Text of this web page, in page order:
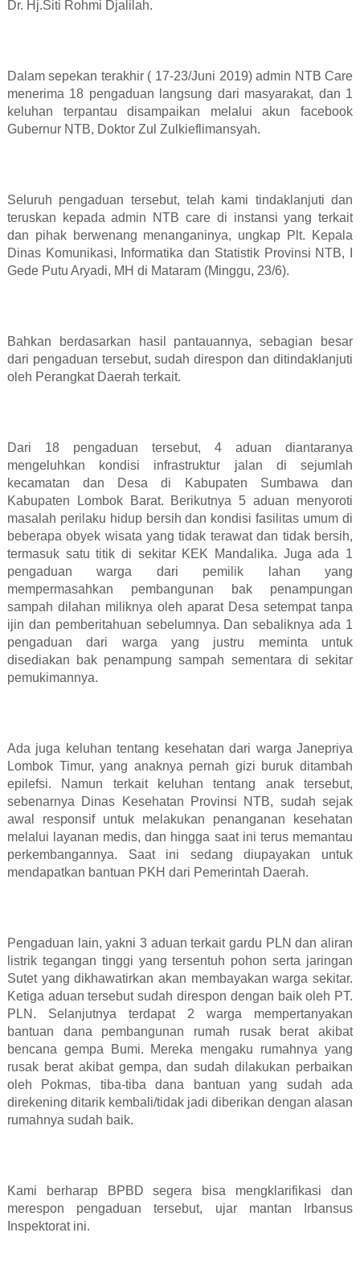
Dr. Hj.Siti Rohmi Djalilah.
Dalam sepekan terakhir ( 17-23/Juni 2019) admin NTB Care
menerima 18 pengaduan langsung dari masyarakat, dan 1
keluhan terpantau disampaikan melalui akun facebook
Gubernur NTB, Doktor Zul Zulkieflimansyah.
Seluruh pengaduan tersebut, telah kami tindaklanjuti dan
teruskan kepada admin NTB care di instansi yang terkait
dan pihak berwenang menanganinya, ungkap Plt. Kepala
Dinas Komunikasi, Informatika dan Statistik Provinsi NTB, I
Gede Putu Aryadi, MH di Mataram (Minggu, 23/6).
Bahkan berdasarkan hasil pantauannya, sebagian besar
dari pengaduan tersebut, sudah direspon dan ditindaklanjuti
oleh Perangkat Daerah terkait.
Dari 18 pengaduan tersebut, 4 aduan diantaranya
mengeluhkan kondisi infrastruktur jalan di sejumlah
kecamatan dan Desa di Kabupaten Sumbawa dan
Kabupaten Lombok Barat. Berikutnya 5 aduan menyoroti
masalah perilaku hidup bersih dan kondisi fasilitas umum di
beberapa obyek wisata yang tidak terawat dan tidak bersih,
termasuk satu titik di sekitar KEK Mandalika. Juga ada 1
pengaduan warga dari pemilik lahan yang
mempermasahkan pembangunan bak penampungan
sampah dilahan miliknya oleh aparat Desa setempat tanpa
ijin dan pemberitahuan sebelumnya. Dan sebaliknya ada 1
pengaduan dari warga yang justru meminta untuk
disediakan bak penampung sampah sementara di sekitar
pemukimannya.
Ada juga keluhan tentang kesehatan dari warga Janepriya
Lombok Timur, yang anaknya pernah gizi buruk ditambah
epilefsi. Namun terkait keluhan tentang anak tersebut,
sebenarnya Dinas Kesehatan Provinsi NTB, sudah sejak
awal responsif untuk melakukan penanganan kesehatan
melalui layanan medis, dan hingga saat ini terus memantau
perkembangannya. Saat ini sedang diupayakan untuk
mendapatkan bantuan PKH dari Pemerintah Daerah.
Pengaduan lain, yakni 3 aduan terkait gardu PLN dan aliran
listrik tegangan tinggi yang tersentuh pohon serta jaringan
Sutet yang dikhawatirkan akan membayakan warga sekitar.
Ketiga aduan tersebut sudah direspon dengan baik oleh PT.
PLN. Selanjutnya terdapat 2 warga mempertanyakan
bantuan dana pembangunan rumah rusak berat akibat
bencana gempa Bumi. Mereka mengaku rumahnya yang
rusak berat akibat gempa, dan sudah dilakukan perbaikan
oleh Pokmas, tiba-tiba dana bantuan yang sudah ada
direkening ditarik kembali/tidak jadi diberikan dengan alasan
rumahnya sudah baik.
Kami berharap BPBD segera bisa mengklarifikasi dan
merespon pengaduan tersebut, ujar mantan Irbansus
Inspektorat ini.